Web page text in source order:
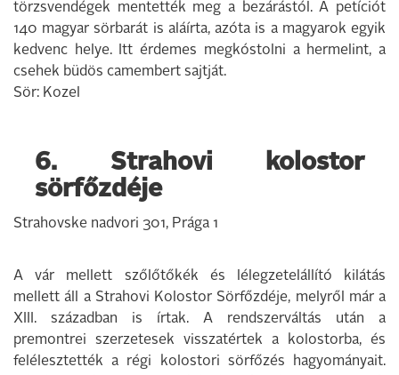
törzsvendégek mentették meg a bezárástól. A petíciót
140 magyar sörbarát is aláírta, azóta is a magyarok egyik
kedvenc helye. Itt érdemes megkóstolni a hermelint, a
csehek büdös camembert sajtját.
Sör: Kozel
6. Strahovi kolostor
sörfőzdéje
Strahovske nadvori 301, Prága 1
A vár mellett szőlőtőkék és lélegzetelállító kilátás
mellett áll a Strahovi Kolostor Sörfőzdéje, melyről már a
XIII. században is írtak. A rendszerváltás után a
premontrei szerzetesek visszatértek a kolostorba, és
felélesztették a régi kolostori sörfőzés hagyományait.